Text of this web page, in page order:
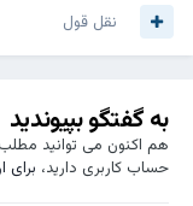
نقل قول
به گفتگو بپیوندید
هم اکنون می توانید مطلب
حساب کاربری دارید، برای